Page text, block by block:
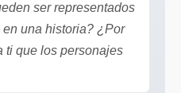
ser representados
una historia? ¿Por
ti que los personajes